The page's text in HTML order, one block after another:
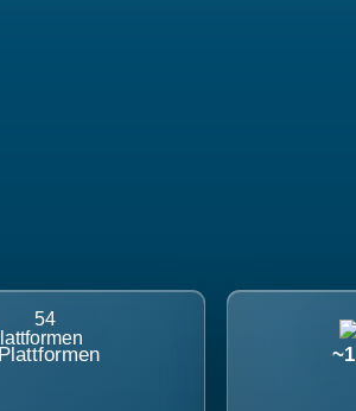
Plattformen